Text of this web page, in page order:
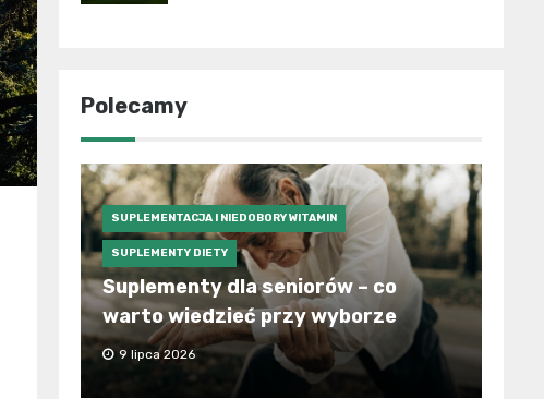
Polecamy
SUPLEMENTACJA I NIEDOBORY WITAMIN
SUPLEMENTY DIETY
Suplementy dla seniorów – co
warto wiedzieć przy wyborze
9 lipca 2026